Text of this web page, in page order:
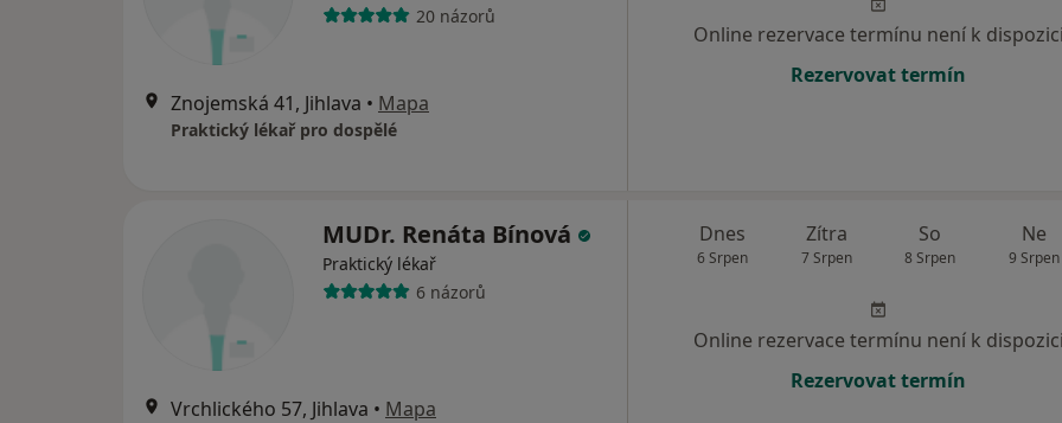
20 názorů
Znojemská 41, Jihlava • Mapa
Praktický lékař pro dospělé
Online rezervace termínu není k dispozici
Rezervovat termín
MUDr. Renáta Bínová
Praktický lékař
6 názorů
Vrchlického 57, Jihlava • Mapa
Dnes
6 Srpen
Zítra
7 Srpen
So
8 Srpen
Ne
9 Srpen
Online rezervace termínu není k dispozici
Rezervovat termín